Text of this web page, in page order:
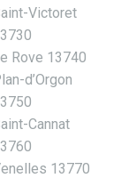
Victoret
Rove 13740
d’Orgon
Cannat
13770